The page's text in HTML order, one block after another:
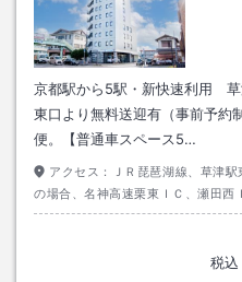
京都駅から5駅・新快速利用
東口より無料送迎有（事前予約
便。【普通車スペース5…
アクセス：
ＪＲ琵琶湖線、草津
の場合、名神高速栗東ＩＣ、瀬田西
分。
税込